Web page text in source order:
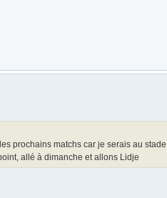
prochains matchs car je serais au
allé à dimanche et allons Lidje